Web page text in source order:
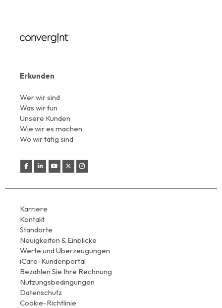
Erkunden
Wer wir sind
Was wir tun
Unsere Kunden
Wie wir es machen
Wo wir tätig sind
Karriere
Kontakt
Standorte
Neuigkeiten & Einblicke
Werte und Überzeugungen
iCare-Kundenportal
Bezahlen Sie Ihre Rechnung
Nutzungsbedingungen
Datenschutz
Cookie-Richtlinie